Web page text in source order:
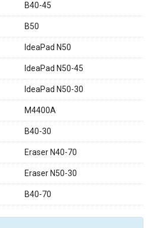
B40-45
B50
IdeaPad N50
IdeaPad N50-45
IdeaPad N50-30
M4400A
B40-30
Eraser N40-70
Eraser N50-30
B40-70